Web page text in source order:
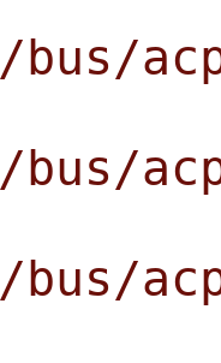
bus/
bus/
bus/